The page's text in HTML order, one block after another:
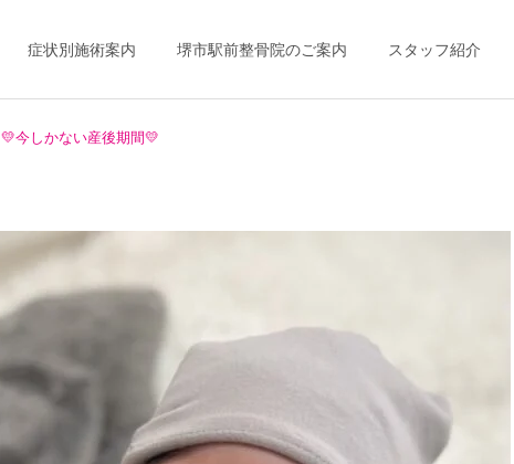
症状別施術案内 堺市駅前整骨院のご案内 スタッフ紹介
💛今しかない産後期間💛